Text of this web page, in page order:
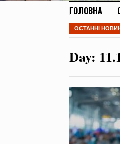
ГОЛОВНА
ОСТАННІ
Day: